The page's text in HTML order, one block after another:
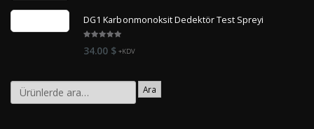
244.00 $.
fiyat:
DG1 Karbonmonoksit Dedektör Test Spreyi
5.00 out
of 5
34.00 $ +KDV
Ara